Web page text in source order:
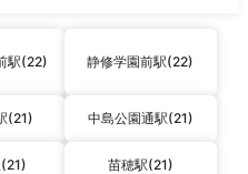
駅(22) 静修学園前駅(22)
(21) 中島公園通駅(21)
苗穂駅(21)